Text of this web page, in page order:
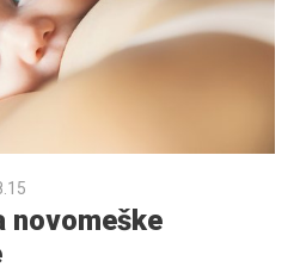
v Društvu Viljem Julijan.
tudi drugih staršev, društev in
otrok s posebnimi
so končno naleteli na
prvič prejeli višje
a njihov boj še ni
novomeške